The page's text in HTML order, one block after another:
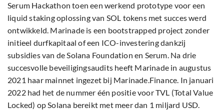
Serum Hackathon toen een werkend prototype voor een
liquid staking oplossing van SOL tokens met succes werd
ontwikkeld. Marinade is een bootstrapped project zonder
initieel durfkapitaal of een ICO-investering dankzij
subsidies van de Solana Foundation en Serum. Na drie
succesvolle beveiligingsaudits heeft Marinade in augustus
2021 haar mainnet ingezet bij Marinade.Finance. In januari
2022 had het de nummer één positie voor TVL (Total Value
Locked) op Solana bereikt met meer dan 1 miljard USD.